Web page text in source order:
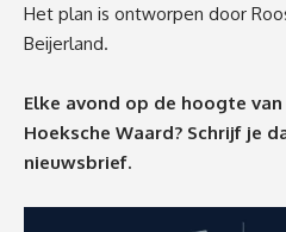
Het plan is ontworpen door
Beijerland.
Elke avond op de hoogte
Hoeksche Waard? Schrijf je
nieuwsbrief.